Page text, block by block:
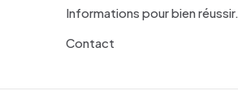
Informations pour bien réussir.
Contact